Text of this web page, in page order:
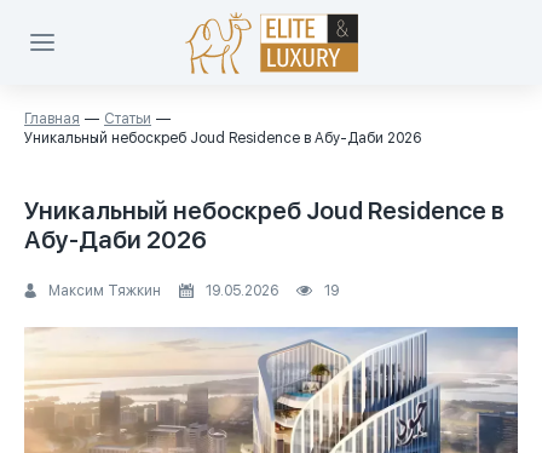
Главная
Статьи
Уникальный небоскреб Joud Residence в Абу-Даби 2026
Уникальный небоскреб Joud Residence в
Абу-Даби 2026
Максим Тяжкин 19.05.2026 19